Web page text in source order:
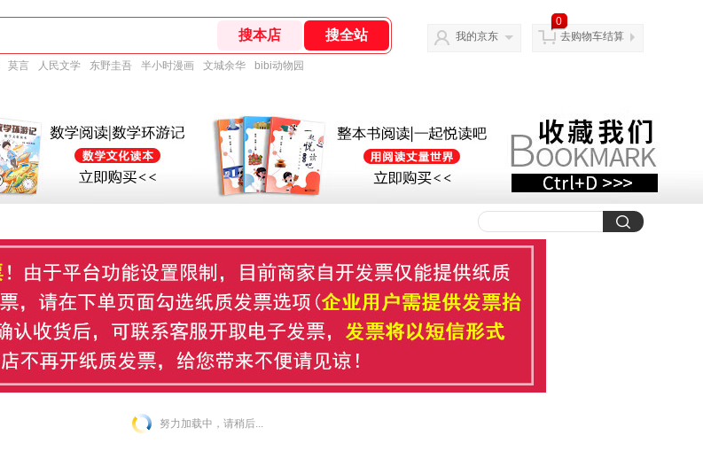
莫言 人民文学 东野圭吾 半小时漫画 文城余华 bibi动物园
我的京东
0
去购物车结算
努力加载中，请稍后...